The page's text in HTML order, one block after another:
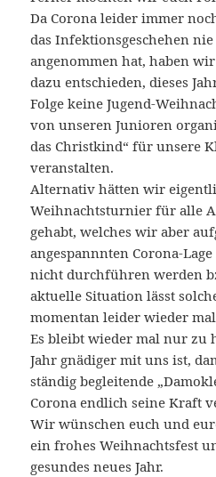
Da Corona leider immer
das Infektionsgeschehen
angenommen hat, haben
dazu entschieden, dieses
Folge keine Jugend-
von unseren Junioren
das Christkind“ für unsere
veranstalten.
Alternativ hätten wir
Weihnachtsturnier für alle
gehabt, welches wir aber
angespannnten Corona-
nicht durchführen werden
aktuelle Situation lässt
momentan leider wieder
Es bleibt wieder mal nur zu
Jahr gnädiger mit uns ist,
ständig begleitende
Corona endlich seine Kraft
Wir wünschen euch und
ein frohes Weihnachtsfest
gesundes neues Jahr.